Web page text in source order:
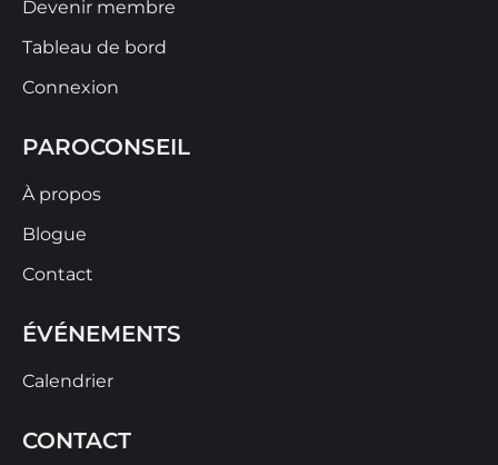
Devenir membre
Tableau de bord
Connexion
PAROCONSEIL
À propos
Blogue
Contact
ÉVÉNEMENTS
Calendrier
CONTACT